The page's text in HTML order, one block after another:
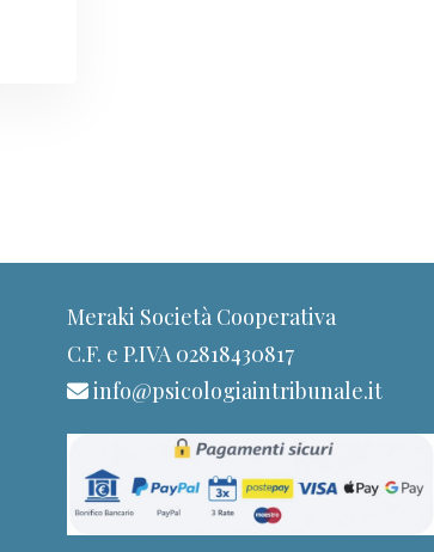
Meraki Società Cooperativa
C.F. e P.IVA 02818430817
info@psicologiaintribunale.it